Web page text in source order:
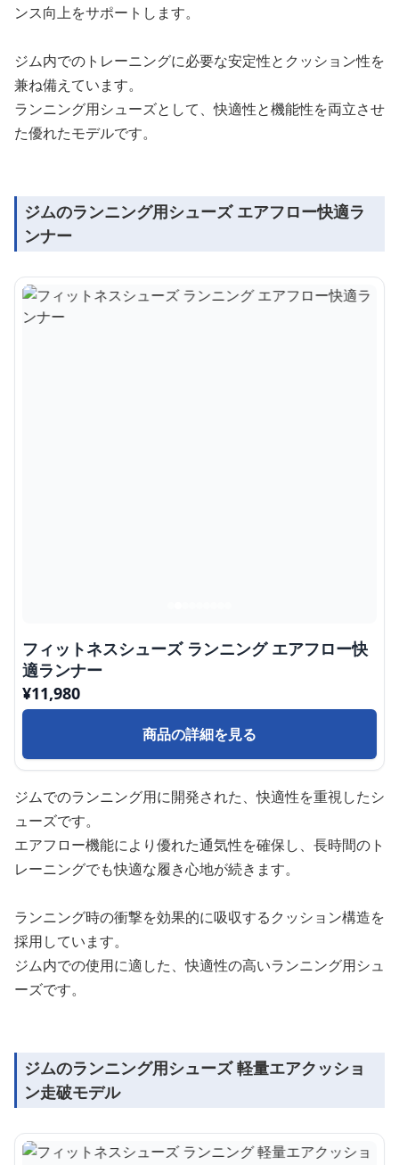
ンス向上をサポートします。
ジム内でのトレーニングに必要な安定性とクッション性を
兼ね備えています。
ランニング用シューズとして、快適性と機能性を両立させ
た優れたモデルです。
ジムのランニング用シューズ エアフロー快適ラ
ンナー
フィットネスシューズ ランニング エアフロー快
適ランナー
¥11,980
商品の詳細を見る
ジムでのランニング用に開発された、快適性を重視したシ
ューズです。
エアフロー機能により優れた通気性を確保し、長時間のト
レーニングでも快適な履き心地が続きます。
ランニング時の衝撃を効果的に吸収するクッション構造を
採用しています。
ジム内での使用に適した、快適性の高いランニング用シュ
ーズです。
ジムのランニング用シューズ 軽量エアクッショ
ン走破モデル